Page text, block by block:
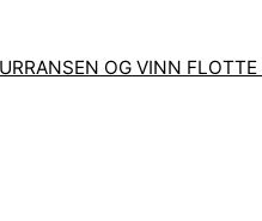
OG VINN FLOTTE